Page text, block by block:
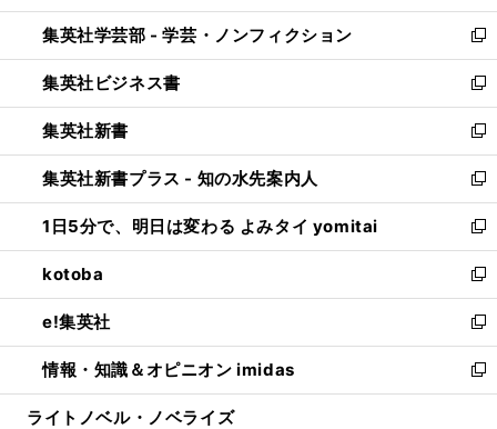
開
く
ウ
で
開
く
ン
ド
ウ
で
開
く
ウ
ィ
ン
ド
ウ
で
開
く
集英社学芸部 - 学芸・ノンフィクション
新
し
い
ウ
ィ
ン
ド
ウ
で
開
く
集英社ビジネス書
新
し
い
ウ
ィ
ン
ド
ウ
で
開
く
集英社新書
新
し
い
ウ
ィ
ン
ド
ウ
で
開
く
集英社新書プラス - 知の水先案内人
新
し
い
ウ
ィ
ン
ド
ウ
で
開
1日5分で、明日は変わる よみタイ yomitai
新
し
い
ウ
ィ
ン
ド
ウ
kotoba
新
し
い
ウ
ィ
ン
e!集英社
新
し
い
ウ
情報・知識＆オピニオン imidas
新
し
ライトノベル・ノベライズ